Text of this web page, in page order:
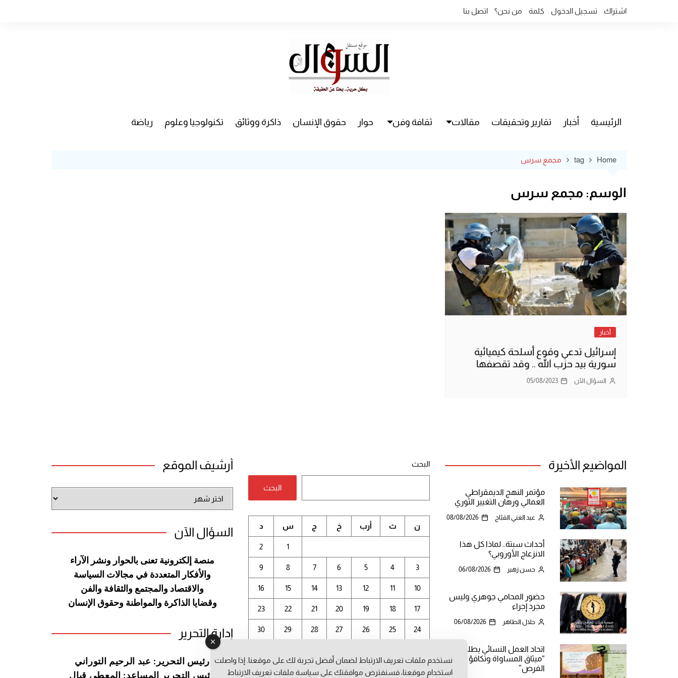
اشتراك تسجيل الدخول كلمة من نحن؟ اتصل بنا
الرئيسية أخبار تقارير وتحقيقات مقالات ثقافة وفن حوار حقوق الإنسان ذاكرة ووثائق تكنولوجيا وعلوم رياضة
Home
tag مجمع سرس
الوسم: مجمع سرس
أخبار
إسرائيل تدعي وقوع أسلحة كيميائية
سورية بيد حزب الله .. وقد تقصفها
السؤال الآن 05/08/2023
المواضيع الأخيرة
مؤتمر النهج الديمقراطي
العمالي ورهان التغيير الثوري
عبد الغني القبّاج 08/08/2026
أحداث سبتة.. لماذا كل هذا
الانزعاج الأوروبي؟
حسن زهير 06/08/2026
حضور المحامي جوهري وليس
مجرد إجراء
جلال الطاهر 06/08/2026
اتحاد العمل النسائي يطلق
“ميثاق المساواة وتكافؤ
الفرص”
البحث
البحث
أغسطس 2026
ن ث أرب خ ج س د
1
2
3
4
5
6
7
8
9
10
11
12
13
14
15
16
17
18
19
20
21
22
23
24
25
26
27
28
29
30
أرشيف الموقع
الموقع
السؤال الآن
منصة إلكترونية تعنى بالحوار ونشر
الآراء
والأفكار المتعددة في مجالات السياسة
والاقتصاد والمجتمع والثقافة والفن
وقضايا الذاكرة والمواطنة وحقوق الإنسان
إدارة التحرير
رئيس التحرير: عبد الرحيم التوراني
رئيس التحرير المساعد: المعطي قبال
نستخدم ملفات تعريف الارتباط لضمان أفضل تجربة لك على موقعنا. إذا واصلت
استخدام موقعنا، فسنفترض موافقتك على سياسة ملفات تعريف الارتباط